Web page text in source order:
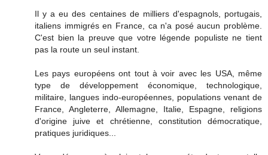
Il y a eu des centaines de milliers d'espagnols, portugais,
italiens immigrés en France, ca n'a posé aucun problème.
C'est bien la preuve que votre légende populiste ne tient
pas la route un seul instant.
Les pays européens ont tout à voir avec les USA, même
type de développement économique, technologique,
militaire, langues indo-européennes, populations venant de
France, Angleterre, Allemagne, Italie, Espagne, religions
d'origine juive et chrétienne, constitution démocratique,
pratiques juridiques...